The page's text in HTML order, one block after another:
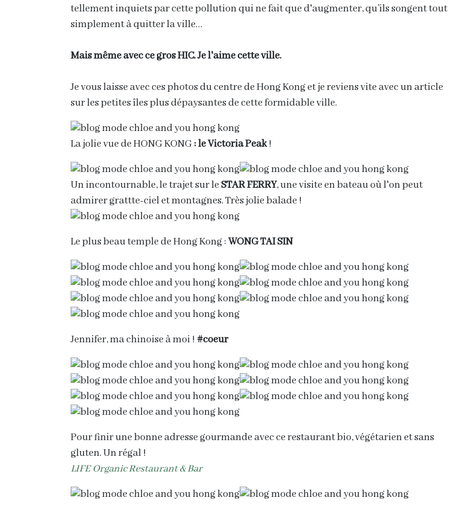
tellement inquiets par cette pollution qui ne fait que d'augmenter, qu’ils songent tout
simplement à quitter la ville…
Mais même avec ce gros HIC. Je l'aime cette ville.
Je vous laisse avec ces photos du centre de Hong Kong et je reviens vite avec un article
sur les petites îles plus dépaysantes de cette formidable ville.
La jolie vue de HONG KONG: le Victoria Peak!
Un incontournable, le trajet sur leSTAR FERRY, une visite en bateau où l'on peut
admirer grattte-ciel et montagnes. Très jolie balade !
Le plus beau temple de Hong Kong :WONG TAI SIN
Jennifer, ma chinoise à moi ! #coeur
Pour finir une bonne adresse gourmande avec ce restaurant bio, végétarien et sans
gluten. Un régal !
LIFE Organic Restaurant & Bar